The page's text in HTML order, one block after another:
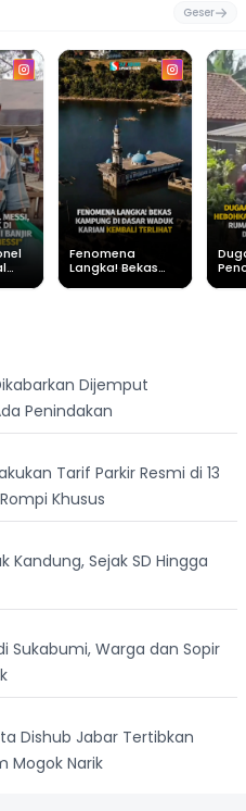
Geser
Fenomena
Langka! Bekas
Dijemput
Penindakan
Tarif Parkir Resmi di 13
Khusus
Kandung, Sejak SD Hingga
Sukabumi, Warga dan Sopir
Dishub Jabar Tertibkan
Mogok Narik